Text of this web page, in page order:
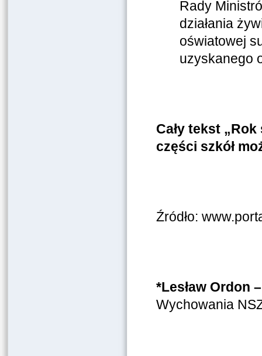
Rady
działania
oświatowej
uzyskanego
Cały tekst
części szkół
Źródło:
*Lesław Ordon –
Wychowania